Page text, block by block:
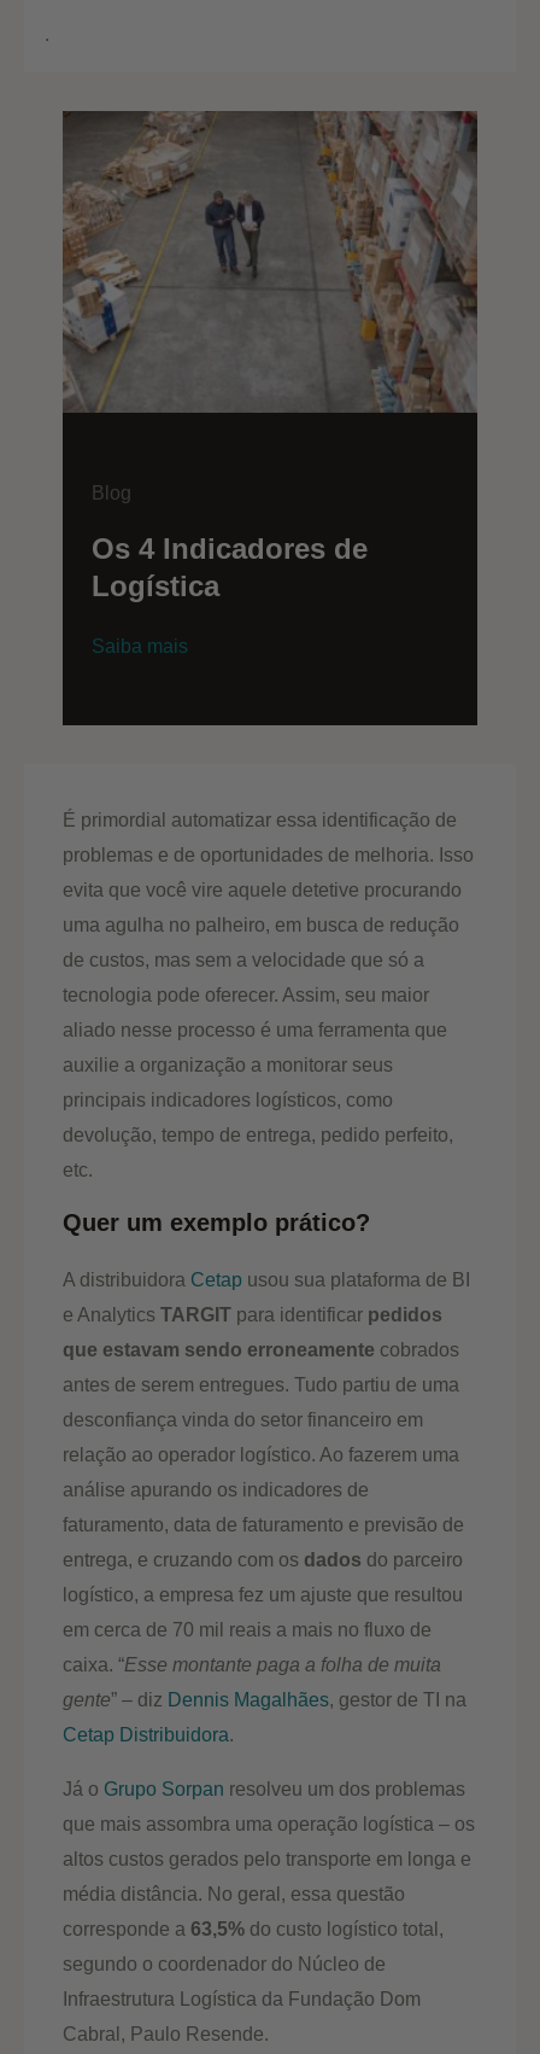
.
Blog
Os 4 Indicadores de
Logística
Saiba mais
É primordial automatizar essa identificação de
problemas e de oportunidades de melhoria. Isso
evita que você vire aquele detetive procurando
uma agulha no palheiro, em busca de redução
de custos, mas sem a velocidade que só a
tecnologia pode oferecer. Assim, seu maior
aliado nesse processo é uma ferramenta que
auxilie a organização a monitorar seus
principais indicadores logísticos, como
devolução, tempo de entrega, pedido perfeito,
etc.
Quer um exemplo prático?
A distribuidora Cetap usou sua plataforma de BI
e Analytics TARGIT para identificar pedidos
que estavam sendo erroneamente cobrados
antes de serem entregues. Tudo partiu de uma
desconfiança vinda do setor financeiro em
relação ao operador logístico. Ao fazerem uma
análise apurando os indicadores de
faturamento, data de faturamento e previsão de
entrega, e cruzando com os dados do parceiro
logístico, a empresa fez um ajuste que resultou
em cerca de 70 mil reais a mais no fluxo de
caixa. “Esse montante paga a folha de muita
gente” – diz Dennis Magalhães, gestor de TI na
Cetap Distribuidora.
Já o Grupo Sorpan resolveu um dos problemas
que mais assombra uma operação logística – os
altos custos gerados pelo transporte em longa e
média distância. No geral, essa questão
corresponde a 63,5% do custo logístico total,
segundo o coordenador do Núcleo de
Infraestrutura Logística da Fundação Dom
Cabral, Paulo Resende.